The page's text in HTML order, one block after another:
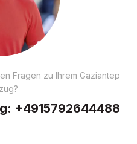
Fragen zu Ihrem Gaziantep
+4915792644488